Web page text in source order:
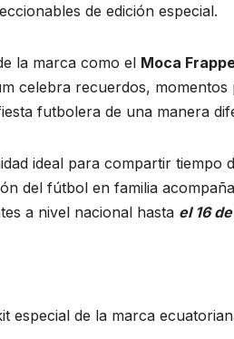
de edición especial.
la marca como el Moca
celebra recuerdos,
futbolera de una manera
ideal para compartir tiempo
del fútbol en familia
a nivel nacional hasta el 16
de la marca